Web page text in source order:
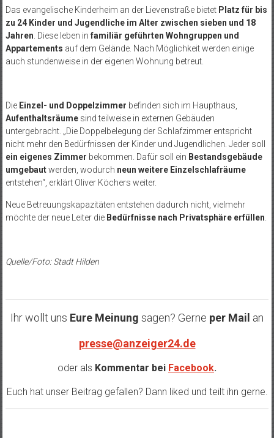
Das evangelische Kinderheim an der Lievenstraße bietet Platz für bis
zu 24 Kinder und Jugendliche im Alter zwischen sieben und 18
Jahren . Diese leben in familiär geführten Wohngruppen und
Appartements auf dem Gelände. Nach Möglichkeit werden einige
auch stundenweise in der eigenen Wohnung betreut.
Die Einzel- und Doppelzimmer befinden sich im Haupthaus,
Aufenthaltsräumesind teilweise in externen Gebäuden
untergebracht. „Die Doppelbelegung der Schlafzimmer entspricht
nicht mehr den Bedürfnissen der Kinder und Jugendlichen. Jeder soll
ein eigenes Zimmer bekommen. Dafür soll ein Bestandsgebäude
umgebautwerden, wodurch neun weitere Einzelschlafräume
entstehen“, erklärt Oliver Köchers weiter.
Neue Betreuungskapazitäten entstehen dadurch nicht, vielmehr
möchte der neue Leiter die Bedürfnisse nach Privatsphäre erfüllen
Quelle/Foto: Stadt Hilden
Ihr wollt uns Eure Meinung sagen? Gerne per Mail an
presse@anzeiger24.de
oder als Kommentar bei Facebook.
Euch hat unser Beitrag gefallen? Dann liked und teilt ihn gerne.